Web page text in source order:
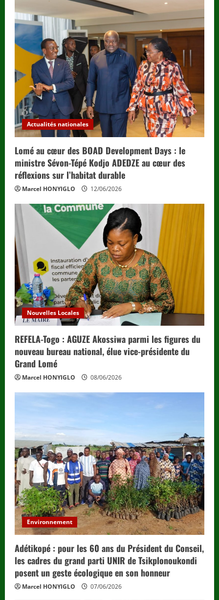
Actualités nationales
Lomé au cœur des BOAD Development Days : le
ministre Sévon-Tépé Kodjo ADEDZE au cœur des
réflexions sur l’habitat durable
Marcel HONYIGLO 12/06/2026
Nouvelles Locales
REFELA-Togo : AGUZE Akossiwa parmi les figures du
nouveau bureau national, élue vice-présidente du
Grand Lomé
Marcel HONYIGLO 08/06/2026
Environnement
Adétikopé : pour les 60 ans du Président du Conseil,
les cadres du grand parti UNIR de Tsikplonoukondi
posent un geste écologique en son honneur
Marcel HONYIGLO 07/06/2026